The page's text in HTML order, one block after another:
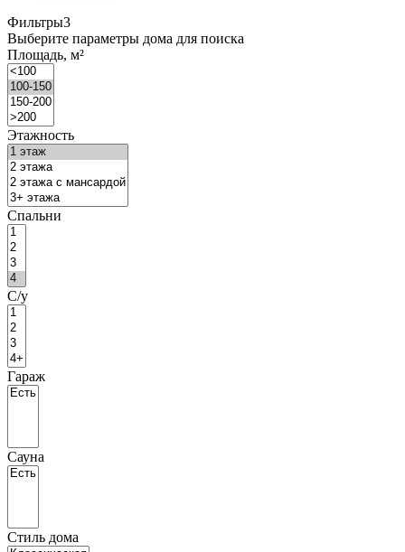
Фильтры3
Выберите параметры дома для поиска
Площадь, м²
Этажность
Спальни
С/у
Гараж
Сауна
Стиль дома